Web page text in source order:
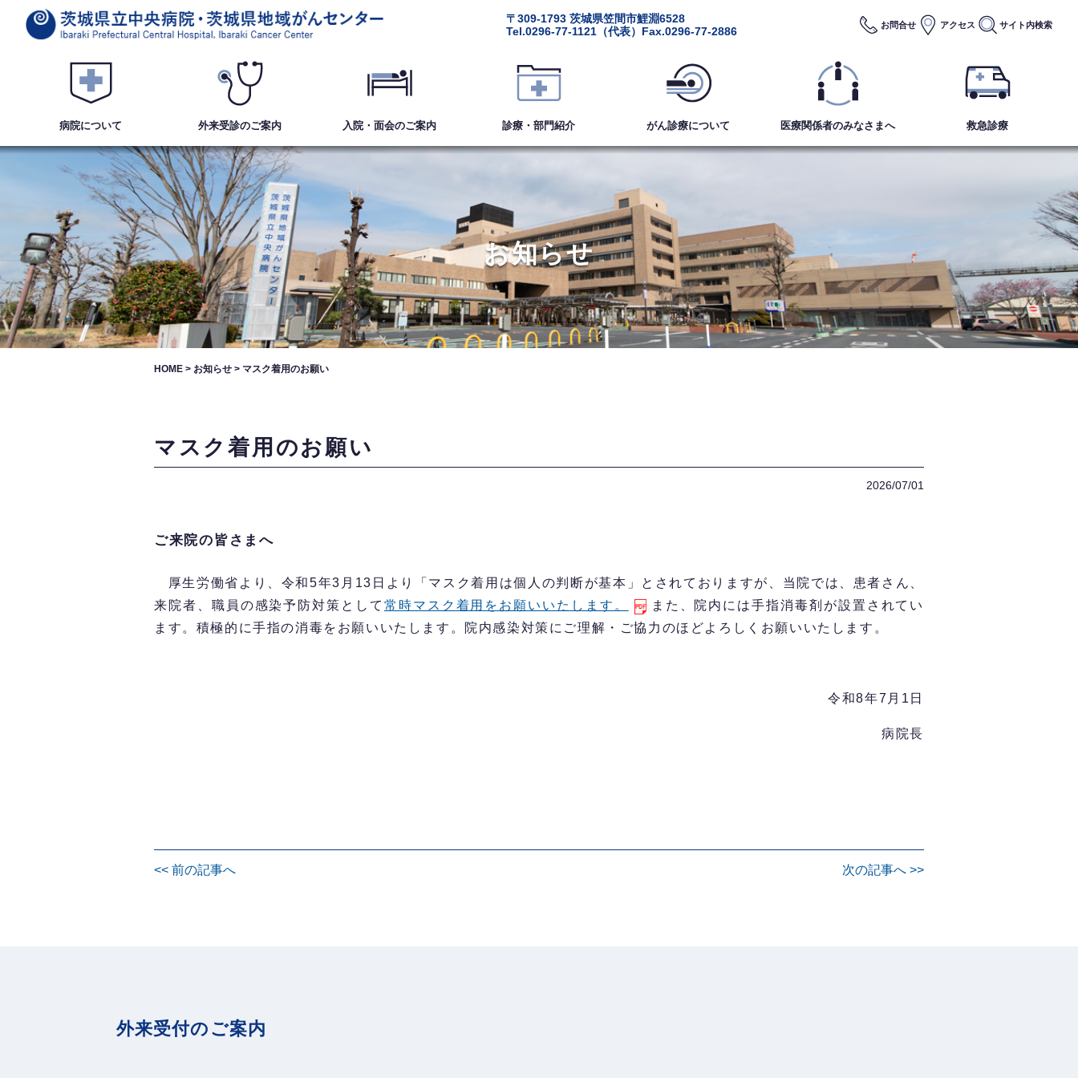
〒309-1793 茨城県笠間市鯉淵6528
Tel.0296-77-1121（代表） Fax.0296-77-2886 お問合せ アクセス サイト内検索
病院について 外来受診のご案内 入院・面会のご案内 診療・部門紹介 がん診療について 医療関係者のみなさまへ 救急診療
お知らせ
HOME > お知らせ > マスク着用のお願い
マスク着用のお願い
2026/07/01
ご来院の皆さまへ
厚生労働省より、令和5年3月13日より「マスク着用は個人の判断が基本」とされておりますが、当院では、患者さん、
来院者、職員の感染予防対策として 常時マスク着用をお願いいたします。
また、院内には手指消毒剤が設置されてい
ます。積極的に手指の消毒をお願いいたします。院内感染対策にご理解・ご協力のほどよろしくお願いいたします。
令和8年7月1日
病院長
ン
<< 前の記事へ 次の記事へ >>
外来受付のご案内